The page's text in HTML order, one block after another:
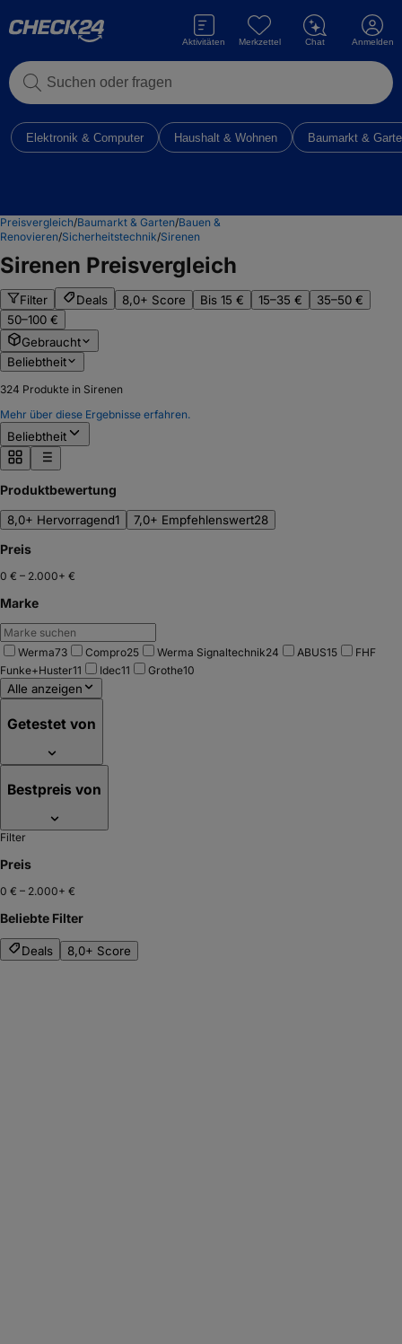
Suchen oder fragen
Aktivitäten Merkzettel Chat Anmelden
Elektronik & Computer Haushalt & Wohnen Baumarkt &
Preisvergleich/Baumarkt & Garten/Bauen &
Renovieren/Sicherheitstechnik/Sirenen
Sirenen Preisvergleich
Filter Deals 8,0+ Score Bis 15 € 15–35 €
35–50 €
50–100 €
Gebraucht
Beliebtheit
324 Produkte in Sirenen
Mehr über diese Ergebnisse erfahren.
Beliebtheit
Produktbewertung
8,0+ Hervorragend1 7,0+ Empfehlenswert28
Preis
0 € – 2.000+ €
Marke
Werma73 Compro25 Werma Signaltechnik24 ABUS15
FHF
Funke+Huster11 Idec11 Grothe10
Alle anzeigen
Getestet von
Bestpreis von
Filter
Preis
0 € – 2.000+ €
Beliebte Filter
Deals 8,0+ Score